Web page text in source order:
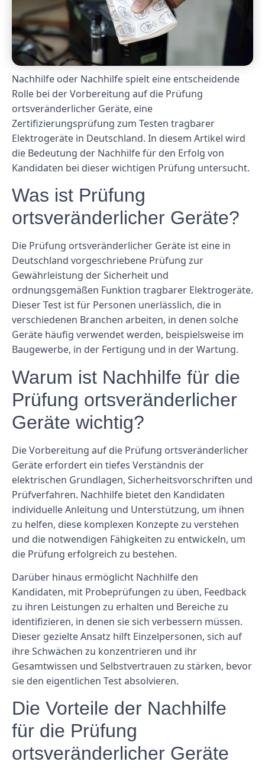
Nachhilfe oder Nachhilfe spielt eine entscheidende
Rolle bei der Vorbereitung auf die Prüfung
ortsveränderlicher Geräte, eine
Zertifizierungsprüfung zum Testen tragbarer
Elektrogeräte in Deutschland. In diesem Artikel wird
die Bedeutung der Nachhilfe für den Erfolg von
Kandidaten bei dieser wichtigen Prüfung untersucht.
Was ist Prüfung
ortsveränderlicher Geräte?
Die Prüfung ortsveränderlicher Geräte ist eine in
Deutschland vorgeschriebene Prüfung zur
Gewährleistung der Sicherheit und
ordnungsgemäßen Funktion tragbarer Elektrogeräte.
Dieser Test ist für Personen unerlässlich, die in
verschiedenen Branchen arbeiten, in denen solche
Geräte häufig verwendet werden, beispielsweise im
Baugewerbe, in der Fertigung und in der Wartung.
Warum ist Nachhilfe für die
Prüfung ortsveränderlicher
Geräte wichtig?
Die Vorbereitung auf die Prüfung ortsveränderlicher
Geräte erfordert ein tiefes Verständnis der
elektrischen Grundlagen, Sicherheitsvorschriften und
Prüfverfahren. Nachhilfe bietet den Kandidaten
individuelle Anleitung und Unterstützung, um ihnen
zu helfen, diese komplexen Konzepte zu verstehen
und die notwendigen Fähigkeiten zu entwickeln, um
die Prüfung erfolgreich zu bestehen.
Darüber hinaus ermöglicht Nachhilfe den
Kandidaten, mit Probeprüfungen zu üben, Feedback
zu ihren Leistungen zu erhalten und Bereiche zu
identifizieren, in denen sie sich verbessern müssen.
Dieser gezielte Ansatz hilft Einzelpersonen, sich auf
ihre Schwächen zu konzentrieren und ihr
Gesamtwissen und Selbstvertrauen zu stärken, bevor
sie den eigentlichen Test absolvieren.
Die Vorteile der Nachhilfe
für die Prüfung
ortsveränderlicher Geräte